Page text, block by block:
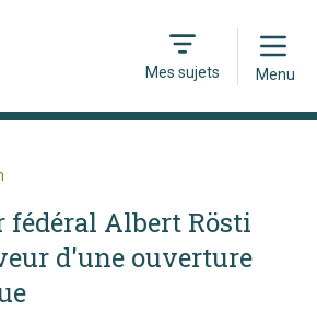
Mes sujets
Open
Menu
fédéral Albert Rösti
d'une ouverture